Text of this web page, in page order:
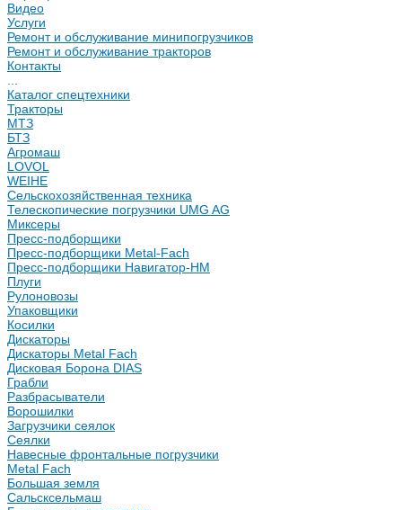
Видео
Услуги
Ремонт и обслуживание минипогрузчиков
Ремонт и обслуживание тракторов
Контакты
Каталог спецтехники
Тракторы
МТЗ
БТЗ
Агромаш
LOVOL
WEIHE
Сельскохозяйственная техника
Телескопические погрузчики UMG AG
Миксеры
Пресс-подборщики
Пресс-подборщики Metal-Fach
Пресс-подборщики Навигатор-НМ
Плуги
Рулоновозы
Упаковщики
Косилки
Дискаторы
Дискаторы Metal Fach
Дисковая Борона DIAS
Грабли
Разбрасыватели
Ворошилки
Загрузчики сеялок
Сеялки
Навесные фронтальные погрузчики
Metal Fach
Большая земля
Сальсксельмаш